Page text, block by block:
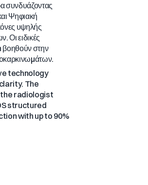
συνδυάζοντας
Ψηφιακή
υψηλής
Οι ειδικές
στην
technology
The
radiologist
structured
with up to 90%